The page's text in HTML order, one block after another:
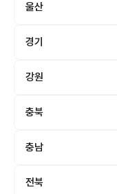
울산
경기
강원
충북
충남
전북